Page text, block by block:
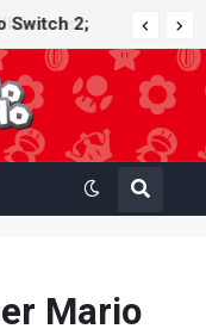
Switch 2;
Mario